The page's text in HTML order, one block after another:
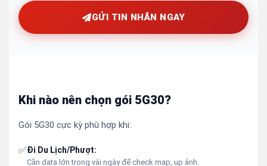
GỬI TIN NHẮN NGAY
Khi nào nên chọn gói 5G30?
Gói 5G30 cực kỳ phù hợp khi:
✅Đi Du Lịch/Phượt:
Cần data lớn trong vài ngày để check map, up ảnh.